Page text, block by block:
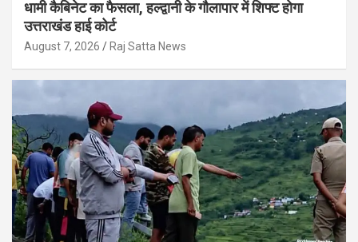
धामी कैबिनेट का फैसला, हल्द्वानी के गौलापार में शिफ्ट होगा
उत्तराखंड हाई कोर्ट
August 7, 2026 Raj Satta News